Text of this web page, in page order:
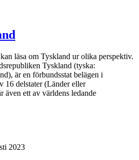
läsa om Tyskland ur olika perspektiv.
Tyskland (tyska:
är en förbundsstat belägen i
16 delstater (Länder eller
även ett av världens ledande
2023